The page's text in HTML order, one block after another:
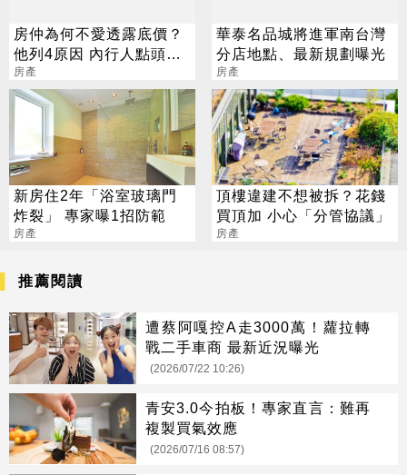
房仲為何不愛透露底價？
他列4原因 內行人點頭：
恐觸法
房產
華泰名品城將進軍南台灣
分店地點、最新規劃曝光
房產
新房住2年「浴室玻璃門
炸裂」 專家曝1招防範
房產
頂樓違建不想被拆？花錢
買頂加 小心「分管協議」
房產
推薦閱讀
遭蔡阿嘎控A走3000萬！蘿拉轉
戰二手車商 最新近況曝光
(2026/07/22 10:26)
青安3.0今拍板！專家直言：難再
複製買氣效應
(2026/07/16 08:57)